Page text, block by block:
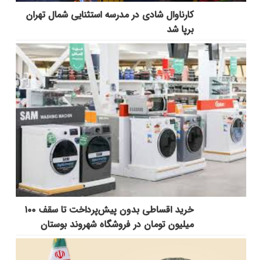
کارناوال شادی در مدرسه استثنایی شمال تهران
برپا شد
خرید اقساطی بدون پیش‌پرداخت تا سقف ۱۰۰
میلیون تومان در فروشگاه شهروند بوستان